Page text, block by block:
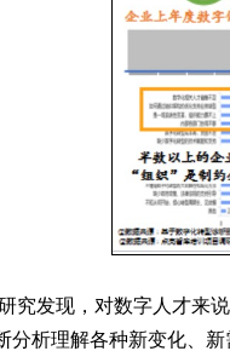
究发现，对数字人才来
分析理解各种新变化、